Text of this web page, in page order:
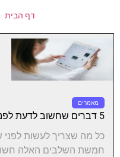
דף הבית
מאמרים
5 דברים שחשוב לדעת לפני שמתחילים פיתוח מוצר חדש
כל מה שצריך לעשות לפני
חמשת השלבים האלה